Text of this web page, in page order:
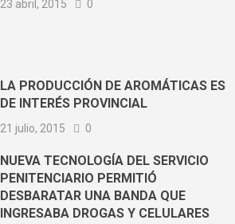
23 abril, 2015 0
LA PRODUCCIÓN DE AROMÁTICAS ES
DE INTERÉS PROVINCIAL
21 julio, 2015 0
NUEVA TECNOLOGÍA DEL SERVICIO
PENITENCIARIO PERMITIÓ
DESBARATAR UNA BANDA QUE
INGRESABA DROGAS Y CELULARES